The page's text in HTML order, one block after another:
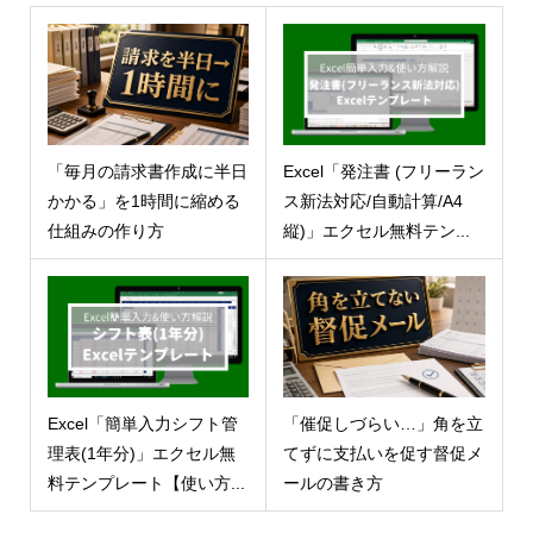
「毎月の請求書作成に半日
かかる」を1時間に縮める
仕組みの作り方
Excel「発注書 (フリーラン
ス新法対応/自動計算/A4
縦)」エクセル無料テン...
Excel「簡単入力シフト管
理表(1年分)」エクセル無
料テンプレート【使い方...
「催促しづらい…」角を立
てずに支払いを促す督促メ
ールの書き方